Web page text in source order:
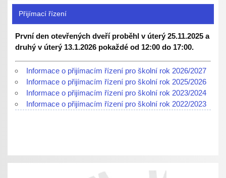
Přijímací řízení
První den otevřených dveří proběhl v úterý 25.11.2025 a
druhý v úterý 13.1.2026 pokaždé od 12:00 do 17:00.
Informace o přijímacím řízení pro školní rok 2026/2027
Informace o přijímacím řízení pro školní rok 2025/2026
Informace o přijímacím řízení pro školní rok 2023/2024
Informace o přijímacím řízení pro školní rok 2022/2023